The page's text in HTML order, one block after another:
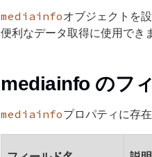
mediainfoオブジェクトを
便利なデータ取得に使用でき
mediainfo のフ
mediainfoプロパティに存